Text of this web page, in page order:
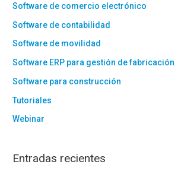
Software de comercio electrónico
Software de contabilidad
Software de movilidad
Software ERP para gestión de fabricación
Software para construcción
Tutoriales
Webinar
Entradas recientes